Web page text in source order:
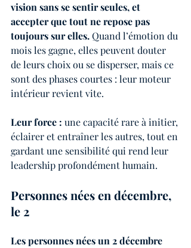
vision sans se sentir seules, et
accepter que tout ne repose pas
toujours sur elles. Quand l’émotion du
mois les gagne, elles peuvent douter
de leurs choix ou se disperser, mais ce
sont des phases courtes : leur moteur
intérieur revient vite.
Leur force : une capacité rare à initier,
éclairer et entraîner les autres, tout en
gardant une sensibilité qui rend leur
leadership profondément humain.
Personnes nées en décembre,
le 2
Les personnes nées un 2 décembre